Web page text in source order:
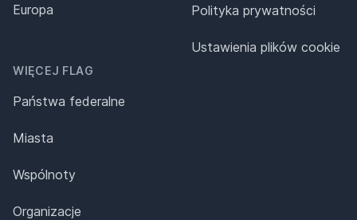
Europa
WIĘCEJ FLAG
Państwa federalne
Miasta
Wspólnoty
Organizacje
Polityka prywatności
Ustawienia plików cookie